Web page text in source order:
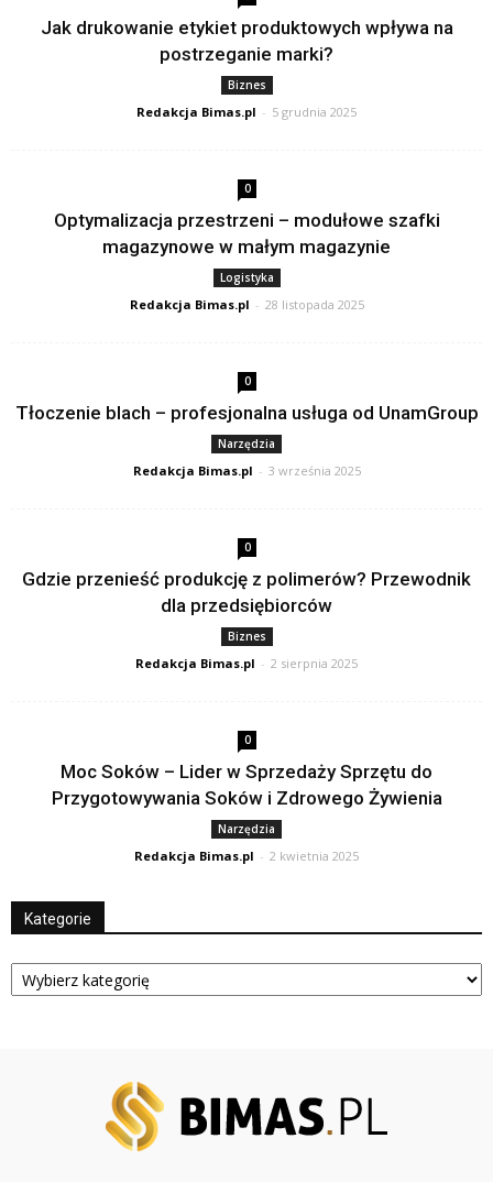
Jak drukowanie etykiet produktowych wpływa na
postrzeganie marki?
Biznes
Redakcja Bimas.pl - 5 grudnia 2025
0
Optymalizacja przestrzeni – modułowe szafki
magazynowe w małym magazynie
Logistyka
Redakcja Bimas.pl - 28 listopada 2025
0
Tłoczenie blach – profesjonalna usługa od UnamGroup
Narzędzia
Redakcja Bimas.pl - 3 września 2025
0
Gdzie przenieść produkcję z polimerów? Przewodnik
dla przedsiębiorców
Biznes
Redakcja Bimas.pl - 2 sierpnia 2025
0
Moc Soków – Lider w Sprzedaży Sprzętu do
Przygotowywania Soków i Zdrowego Żywienia
Narzędzia
Redakcja Bimas.pl - 2 kwietnia 2025
Kategorie
Kategorie